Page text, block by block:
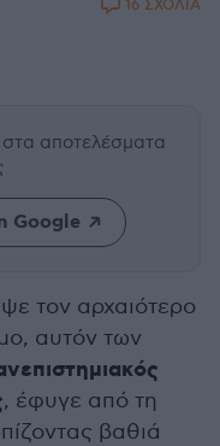
16 ΣΧΟΛΙΑ
στα αποτελέσματα
Google
τον αρχαιότερο
αυτόν των
, έφυγε από τη
βαθιά